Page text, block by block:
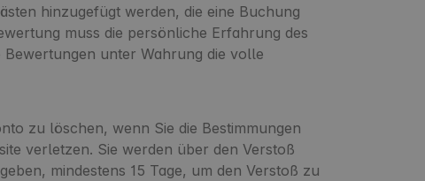
hinzugefügt werden, die eine Buchung
muss die persönliche Erfahrung des
unter Wahrung die volle
zu löschen, wenn Sie die Bestimmungen
verletzen. Sie werden über den Verstoß
mindestens 15 Tage, um den Verstoß zu